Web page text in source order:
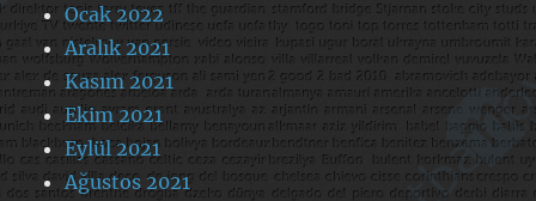
Ocak 2022
Aralık 2021
Kasım 2021
Ekim 2021
Eylül 2021
Ağustos 2021